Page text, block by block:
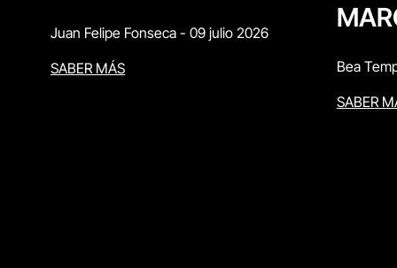
Juan Felipe Fonseca - 09 julio 2026
SABER MÁS
Bea
SABER